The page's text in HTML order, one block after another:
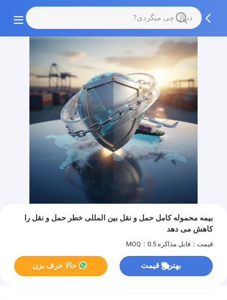
بیمه محموله کامل حمل و نقل بین المللی خطر حمل و نقل را
کاهش می دهد
قیمت：قابل مذاکره MOQ：0.5
بهترین قیمت حالا حرف بزن